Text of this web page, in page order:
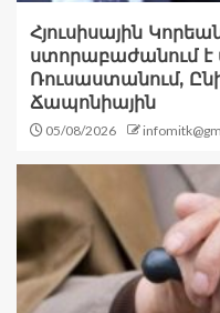
Հյուսիսային
ստորաբաժանում է
Ռուսաստանում,
Ճապոնիային
05/08/2026